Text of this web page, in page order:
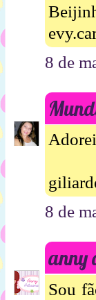
8 de
8 de
anny
Sou